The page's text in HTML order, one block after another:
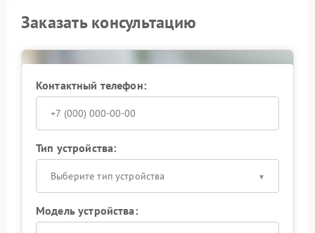
Заказать консультацию
Контактный телефон:
Тип устройства:
Выберите тип устройства
Модель устройства: